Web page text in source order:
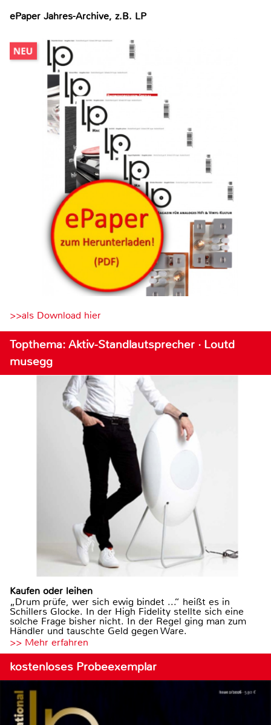
ePaper Jahres-Archive, z.B. LP
>>als Download hier
Topthema: Aktiv-Standlautsprecher · Loutd
musegg
Kaufen oder leihen
„Drum prüfe, wer sich ewig bindet ...“ heißt es in
Schillers Glocke. In der High Fidelity stellte sich eine
solche Frage bisher nicht. In der Regel ging man zum
Händler und tauschte Geld gegen Ware.
>> Mehr erfahren
kostenloses Probeexemplar